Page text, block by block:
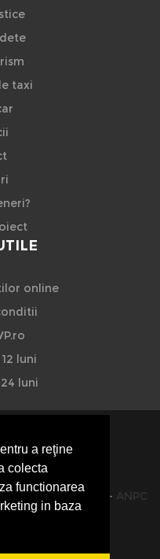
a reţine
colecta
functionarea
in baza
taxi
online
luni
luni
Pensiuni
&TekaBility - ANPC